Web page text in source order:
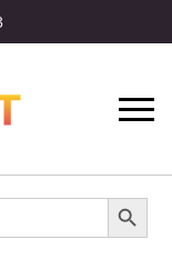
Search Button